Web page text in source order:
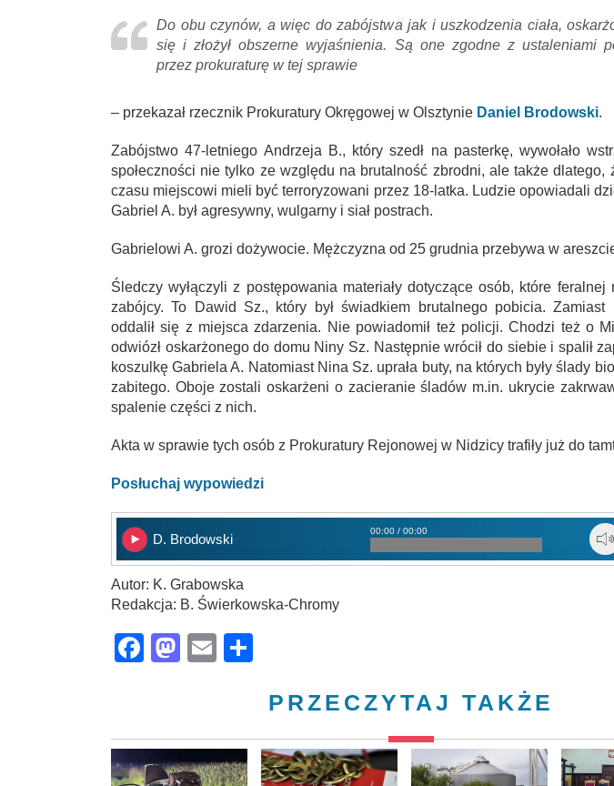
Do obu czynów, a więc do zabójstwa jak i uszkodzenia ciała,
się i złożył obszerne wyjaśnienia. Są one zgodne z ustaleniami
przez prokuraturę w tej sprawie
– przekazał rzecznik Prokuratury Okręgowej w Olsztynie Daniel Brodowski.
Zabójstwo 47-letniego Andrzeja B., który szedł na pasterkę, wywołało
społeczności nie tylko ze względu na brutalność zbrodni, ale także dlatego,
czasu miejscowi mieli być terroryzowani przez 18-latka. Ludzie opowiadali
Gabriel A. był agresywny, wulgarny i siał postrach.
Gabrielowi A. grozi dożywocie. Mężczyzna od 25 grudnia przebywa w
Śledczy wyłączyli z postępowania materiały dotyczące osób, które feralnej
zabójcy. To Dawid Sz., który był świadkiem brutalnego pobicia. Zamiast
oddalił się z miejsca zdarzenia. Nie powiadomił też policji. Chodzi też o
odwiózł oskarżonego do domu Niny Sz. Następnie wrócił do siebie i spalił
koszulkę Gabriela A. Natomiast Nina Sz. uprała buty, na których były ślady
zabitego. Oboje zostali oskarżeni o zacieranie śladów m.in. ukrycie
spalenie części z nich.
Akta w sprawie tych osób z Prokuratury Rejonowej w Nidzicy trafiły już do
Posłuchaj wypowiedzi
D. Brodowski
00:00 / 00:00
Autor: K. Grabowska
Redakcja: B. Świerkowska-Chromy
Facebook
Mastodon
Email
PRZECZYTAJ TAKŻE